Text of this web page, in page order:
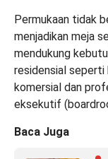
Permukaan tidak
menjadikan meja
mendukung
residensial seperti
komersial dan
eksekutif
Baca Juga